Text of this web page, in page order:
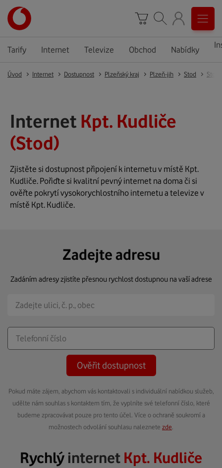
Tarify Internet Televize Obchod Nabídky
Úvod Internet Dostupnost Plzeňský kraj Plzeň-jih Stod Stod
Internet Kpt. Kudliče
(Stod)
Zjistěte si dostupnost připojení k internetu v místě Kpt.
Kudliče. Pořiďte si kvalitní pevný internet na doma či si
ověřte pokrytí vysokorychlostního internetu a televize v
místě Kpt. Kudliče.
Zadejte adresu
Zadáním adresy zjistíte přesnou rychlost dostupnou na vaší adrese
Ověřit dostupnost
Pokud máte zájem, abychom vás kontaktovali s individuální nabídkou služeb,
udělte nám souhlas s kontaktem tím, že vyplníte své telefonní číslo, které
budeme zpracovávat pouze pro tento účel. Více o ochraně soukromí a
možnostech odvolání souhlasu naleznete zde
Rychlýinternet Kpt. Kudliče